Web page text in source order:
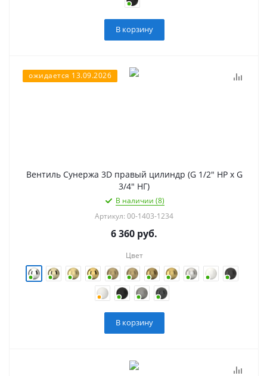
В корзину
ожидается 13.09.2026
Вентиль Сунержа 3D правый цилиндр (G 1/2" НР х G
3/4" НГ)
В наличии (8)
Артикул: 00-1403-1234
6 360 руб.
Цвет
В корзину